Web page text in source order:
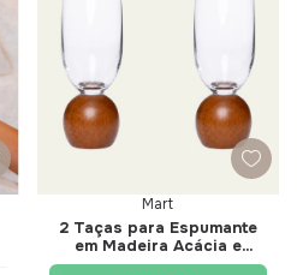
Mart
2 Taças para Espumante
em Madeira Acácia e
Cristal 210ml - Mart